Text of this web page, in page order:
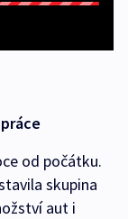
od počátku.
skupina
aut i